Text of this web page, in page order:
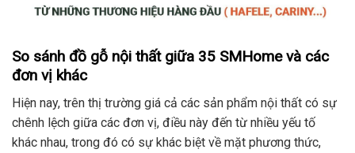
So sánh đồ gỗ nội thất giữa 35 SMHome và các
đơn vị khác
Hiện nay, trên thị trường giá cả các sản phẩm nội thất có sự
chênh lệch giữa các đơn vị, điều này đến từ nhiều yếu tố
khác nhau, trong đó có sự khác biệt về mặt phương thức,